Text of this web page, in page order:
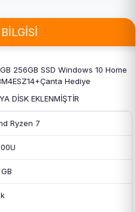
256GB SSD Windows 10 Home
Hediye
DİSK EKLENMİŞTİR
Ryzen 7